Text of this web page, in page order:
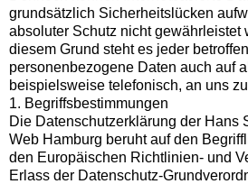
grundsätzlich Sicherheitslücken
absoluter Schutz nicht gewährleistet
diesem Grund steht es jeder
personenbezogene Daten auch auf
beispielsweise telefonisch, an uns
1. Begriffsbestimmungen
Die Datenschutzerklärung der Hans
Web Hamburg beruht auf den
den Europäischen Richtlinien- und
Erlass der Datenschutz-